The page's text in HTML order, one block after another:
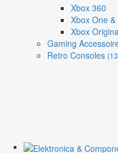
Xbox 360
Xbox One
Xbox
Gaming
Retro Consoles